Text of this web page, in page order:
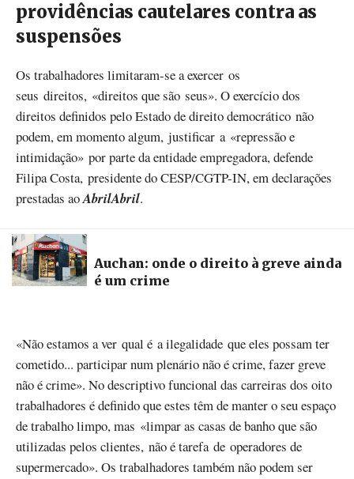
providências cautelares contra as
suspensões
Os trabalhadores limitaram-se a exercer os
seus direitos, «direitos que são seus». O exercício dos
direitos definidos pelo Estado de direito democrático não
podem, em momento algum, justificar a «repressão e
intimidação» por parte da entidade empregadora, defende
Filipa Costa, presidente do CESP/CGTP-IN, em declarações
prestadas aoAbrilAbril.
Auchan: onde o direito à greve ainda
é um crime
«Não estamos a ver qual é a ilegalidade que eles possam ter
cometido... participar num plenário não é crime, fazer greve
não é crime». No descriptivo funcional das carreiras dos oito
trabalhadores é definido que estes têm de manter o seu espaço
de trabalho limpo, mas «limpar as casas de banho que são
utilizadas pelos clientes, não é tarefa de operadores de
supermercado». Os trabalhadores também não podem ser